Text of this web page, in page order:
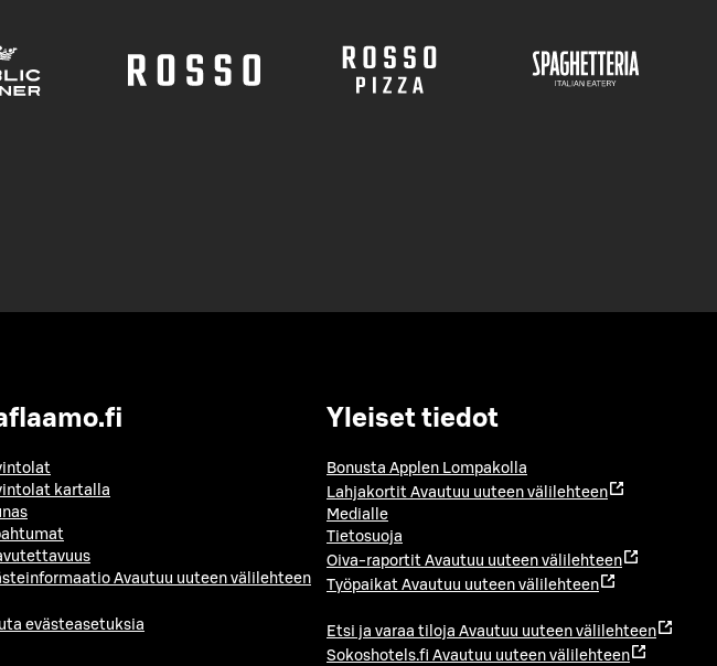
kartalla
Avautuu uuteen välilehteen
evästeasetuksia
Yleiset tiedot
Bonusta Applen Lompakolla
Lahjakortit Avautuu uuteen välilehteen
Medialle
Tietosuoja
Oiva-raportit Avautuu uuteen välilehteen
Työpaikat Avautuu uuteen välilehteen
Etsi ja varaa tiloja Avautuu uuteen välilehteen
Sokoshotels.fi Avautuu uuteen välilehteen